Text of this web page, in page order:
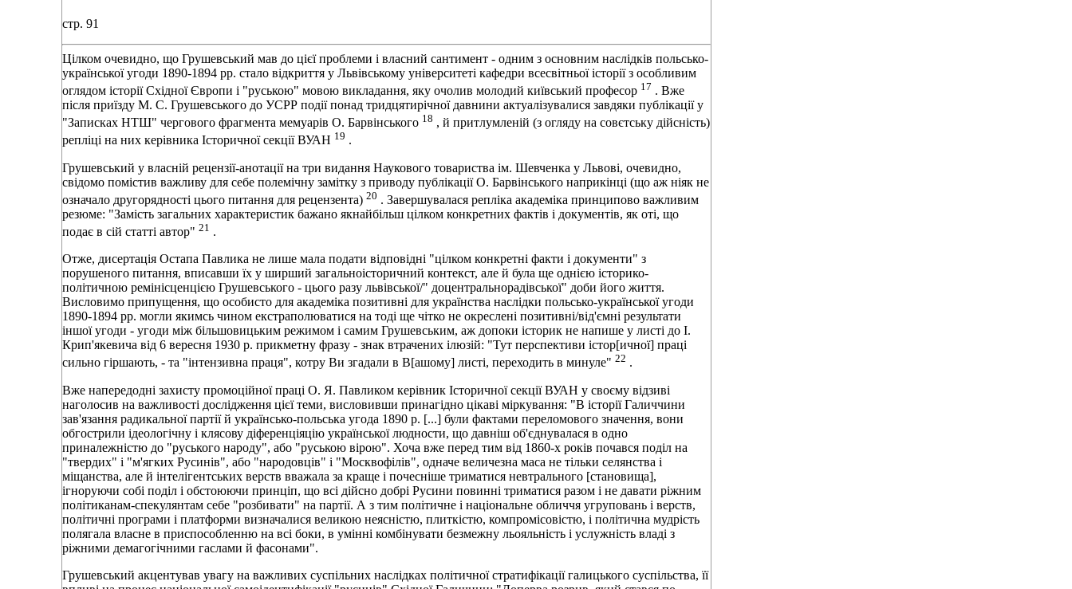
стр. 91
Цілком очевидно, що Грушевський мав до цієї проблеми і власний сантимент - одним з основним наслідків польсько-
української угоди 1890-1894 рр. стало відкриття у Львівському університеті кафедри всесвітньої історії з особливим
оглядом історії Східної Європи і "руською" мовою викладання, яку очолив молодий київський професор 17 . Вже
після приїзду М. С. Грушевського до УСРР події понад тридцятирічної давнини актуалізувалися завдяки публікації у
"Записках НТШ" чергового фрагмента мемуарів О. Барвінського 18 , й притлумленій (з огляду на совєтську дійсність)
репліці на них керівника Історичної секції ВУАН 19 .
Грушевський у власній рецензії-анотації на три видання Наукового товариства ім. Шевченка у Львові, очевидно,
свідомо помістив важливу для себе полемічну замітку з приводу публікації О. Барвінського наприкінці (що аж ніяк не
означало другорядності цього питання для рецензента) 20 . Завершувалася репліка академіка принципово важливим
резюме: "Замість загальних характеристик бажано якнайбільш цілком конкретних фактів і документів, як оті, що
подає в сій статті автор" 21 .
Отже, дисертація Остапа Павлика не лише мала подати відповідні "цілком конкретні факти і документи" з
порушеного питання, вписавши їх у ширший загальноісторичний контекст, але й була ще однією історико-
політичною ремінісценцією Грушевського - цього разу львівської/" доцентральнорадівської" доби його життя.
Висловимо припущення, що особисто для академіка позитивні для українства наслідки польсько-української угоди
1890-1894 рр. могли якимсь чином екстраполюватися на тоді ще чітко не окреслені позитивні/від'ємні результати
іншої угоди - угоди між більшовицьким режимом і самим Грушевським, аж допоки історик не напише у листі до І.
Крип'якевича від 6 вересня 1930 р. прикметну фразу - знак втрачених ілюзій: "Тут перспективи істор[ичної] праці
сильно гіршають, - та "інтензивна праця", котру Ви згадали в В[ашому] листі, переходить в минуле" 22 .
Вже напередодні захисту промоційної праці О. Я. Павликом керівник Історичної секції ВУАН у своєму відзиві
наголосив на важливості дослідження цієї теми, висловивши принагідно цікаві міркування: "В історії Галиччини
зав'язання радикальної партії й українсько-польська угода 1890 р. [...] були фактами переломового значення, вони
обгострили ідеологічну і клясову діференціяцію української людности, що давніш об'єднувалася в одно
приналежністю до "руського народу", або "руською вірою". Хоча вже перед тим від 1860-х років почався поділ на
"твердих" і "м'ягких Русинів", або "народовців" і "Москвофілів", одначе величезна маса не тільки селянства і
міщанства, але й інтелігентських верств вважала за краще і почесніше триматися невтрального [становища],
ігноруючи собі поділ і обстоюючи принціп, що всі дійсно добрі Русини повинні триматися разом і не давати ріжним
політиканам-спекулянтам себе "розбивати" на партії. А з тим політичне і національне обличчя угруповань і верств,
політичні програми і платформи визначалися великою неясністю, плиткістю, компромісовістю, і політична мудрість
полягала власне в приспособленню на всі боки, в умінні комбінувати безмежну льояльність і услужність владі з
ріжними демагогічними гаслами й фасонами".
Грушевський акцентував увагу на важливих суспільних наслідках політичної стратифікації галицького суспільства, її